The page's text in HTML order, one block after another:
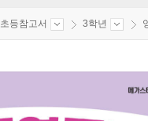
초등참고서 3학년